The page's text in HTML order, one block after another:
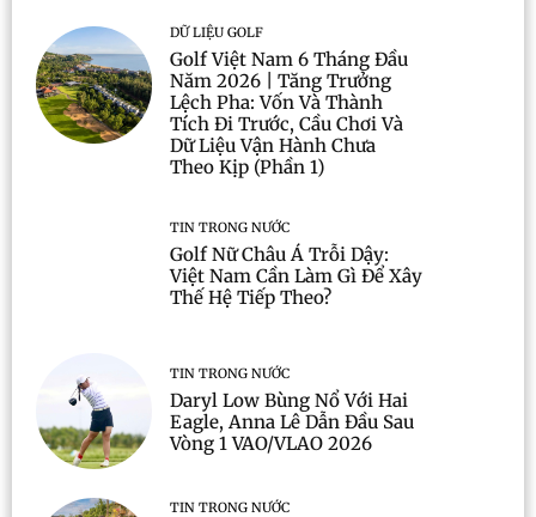
DỮ LIỆU GOLF
Golf Việt Nam 6 Tháng Đầu
Năm 2026 | Tăng Trưởng
Lệch Pha: Vốn Và Thành
Tích Đi Trước, Cầu Chơi Và
Dữ Liệu Vận Hành Chưa
Theo Kịp (Phần 1)
TIN TRONG NƯỚC
Golf Nữ Châu Á Trỗi Dậy:
Việt Nam Cần Làm Gì Để Xây
Thế Hệ Tiếp Theo?
TIN TRONG NƯỚC
Daryl Low Bùng Nổ Với Hai
Eagle, Anna Lê Dẫn Đầu Sau
Vòng 1 VAO/VLAO 2026
TIN TRONG NƯỚC